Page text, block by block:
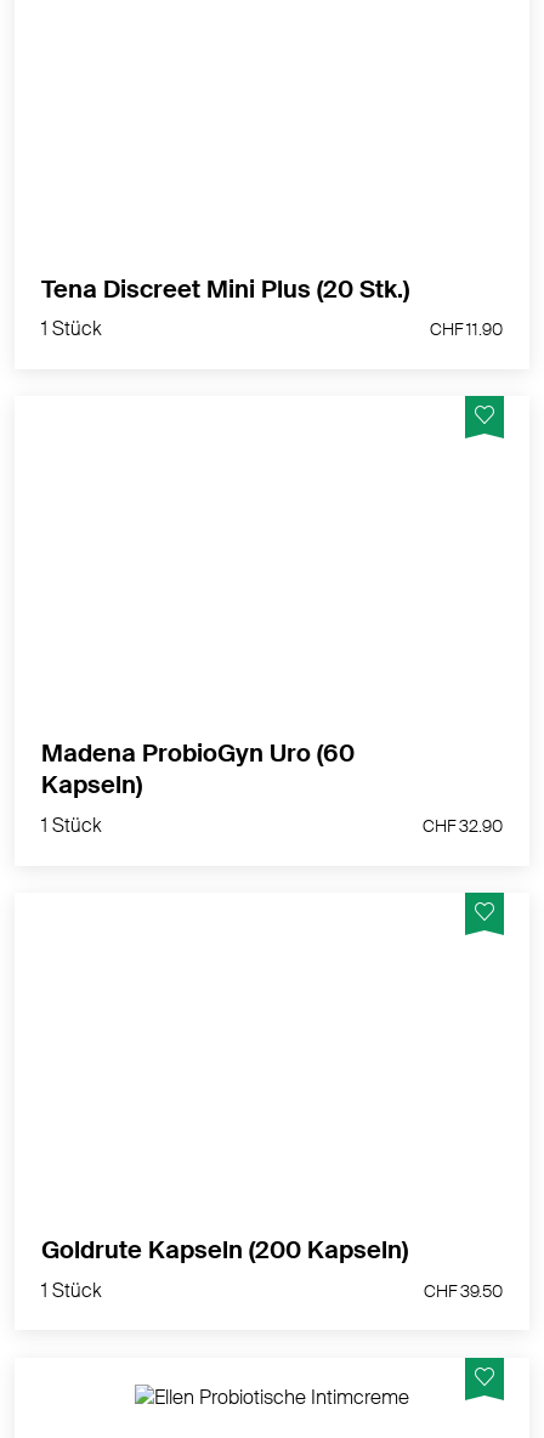
1 Stück
Tena Discreet Mini Plus (20 Stk.)
1 Stück CHF 11.90
1 Stück
Madena ProbioGyn Uro (60
Kapseln)
1 Stück CHF 32.90
1 Stück
Goldrute Kapseln (200 Kapseln)
1 Stück CHF 39.50